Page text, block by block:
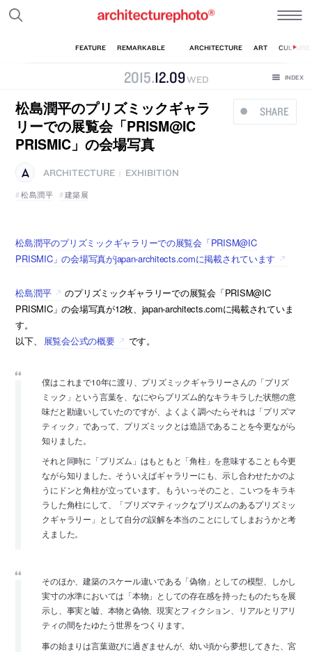
2015.12.09WED
SHARE
松島潤平のプリズミックギャラ
リーでの展覧会「PRISM@IC
PRISMIC」の会場写真
ARCHITECTURE
EXHIBITION
松島潤平
建築展
松島潤平のプリズミックギャラリーでの展覧会「PRISM@IC
PRISMIC」の会場写真がjapan-architects.comに掲載されています
松島潤平
のプリズミックギャラリーでの展覧会「PRISM@IC
PRISMIC」の会場写真が12枚、japan-architects.comに掲載されていま
す。
以下、
展覧会公式の概要 です。
僕はこれまで10年に渡り、プリズミックギャラリーさんの「プリズ
ミック」という言葉を、なにやらプリズム的なキラキラした状態の意
味だと勘違いしていたのですが、よくよく調べたらそれは「プリズマ
ティック」であって、プリズミックとは造語であることを今更ながら
知りました。
それと同時に「プリズム」はもともと「角柱」を意味することも今更
ながら知りました。そういえばギャラリーにも、示し合わせたかのよ
うにドンと角柱が立っています。もういっそのこと、こいつをキラキ
ラした角柱にして、「プリズマティックなプリズムのあるプリズミッ
クギャラリー」として自分の誤解を本当のことにしてしまおうかと考
えました。
そのほか、建築のスケール違いである「偽物」としての模型、しかし
実寸の水準においては「本物」としての存在感を持ったものたちを展
示し、事実と嘘、本物と偽物、現実とフィクション、リアルとリアリ
ティの間をたゆたう世界をつくります。
事の始まりは言葉遊びに過ぎませんが、幼い頃から夢想してきた、宮